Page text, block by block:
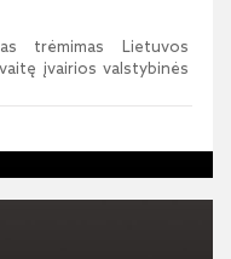
trėmimas Lietuvos
įvairios valstybinės